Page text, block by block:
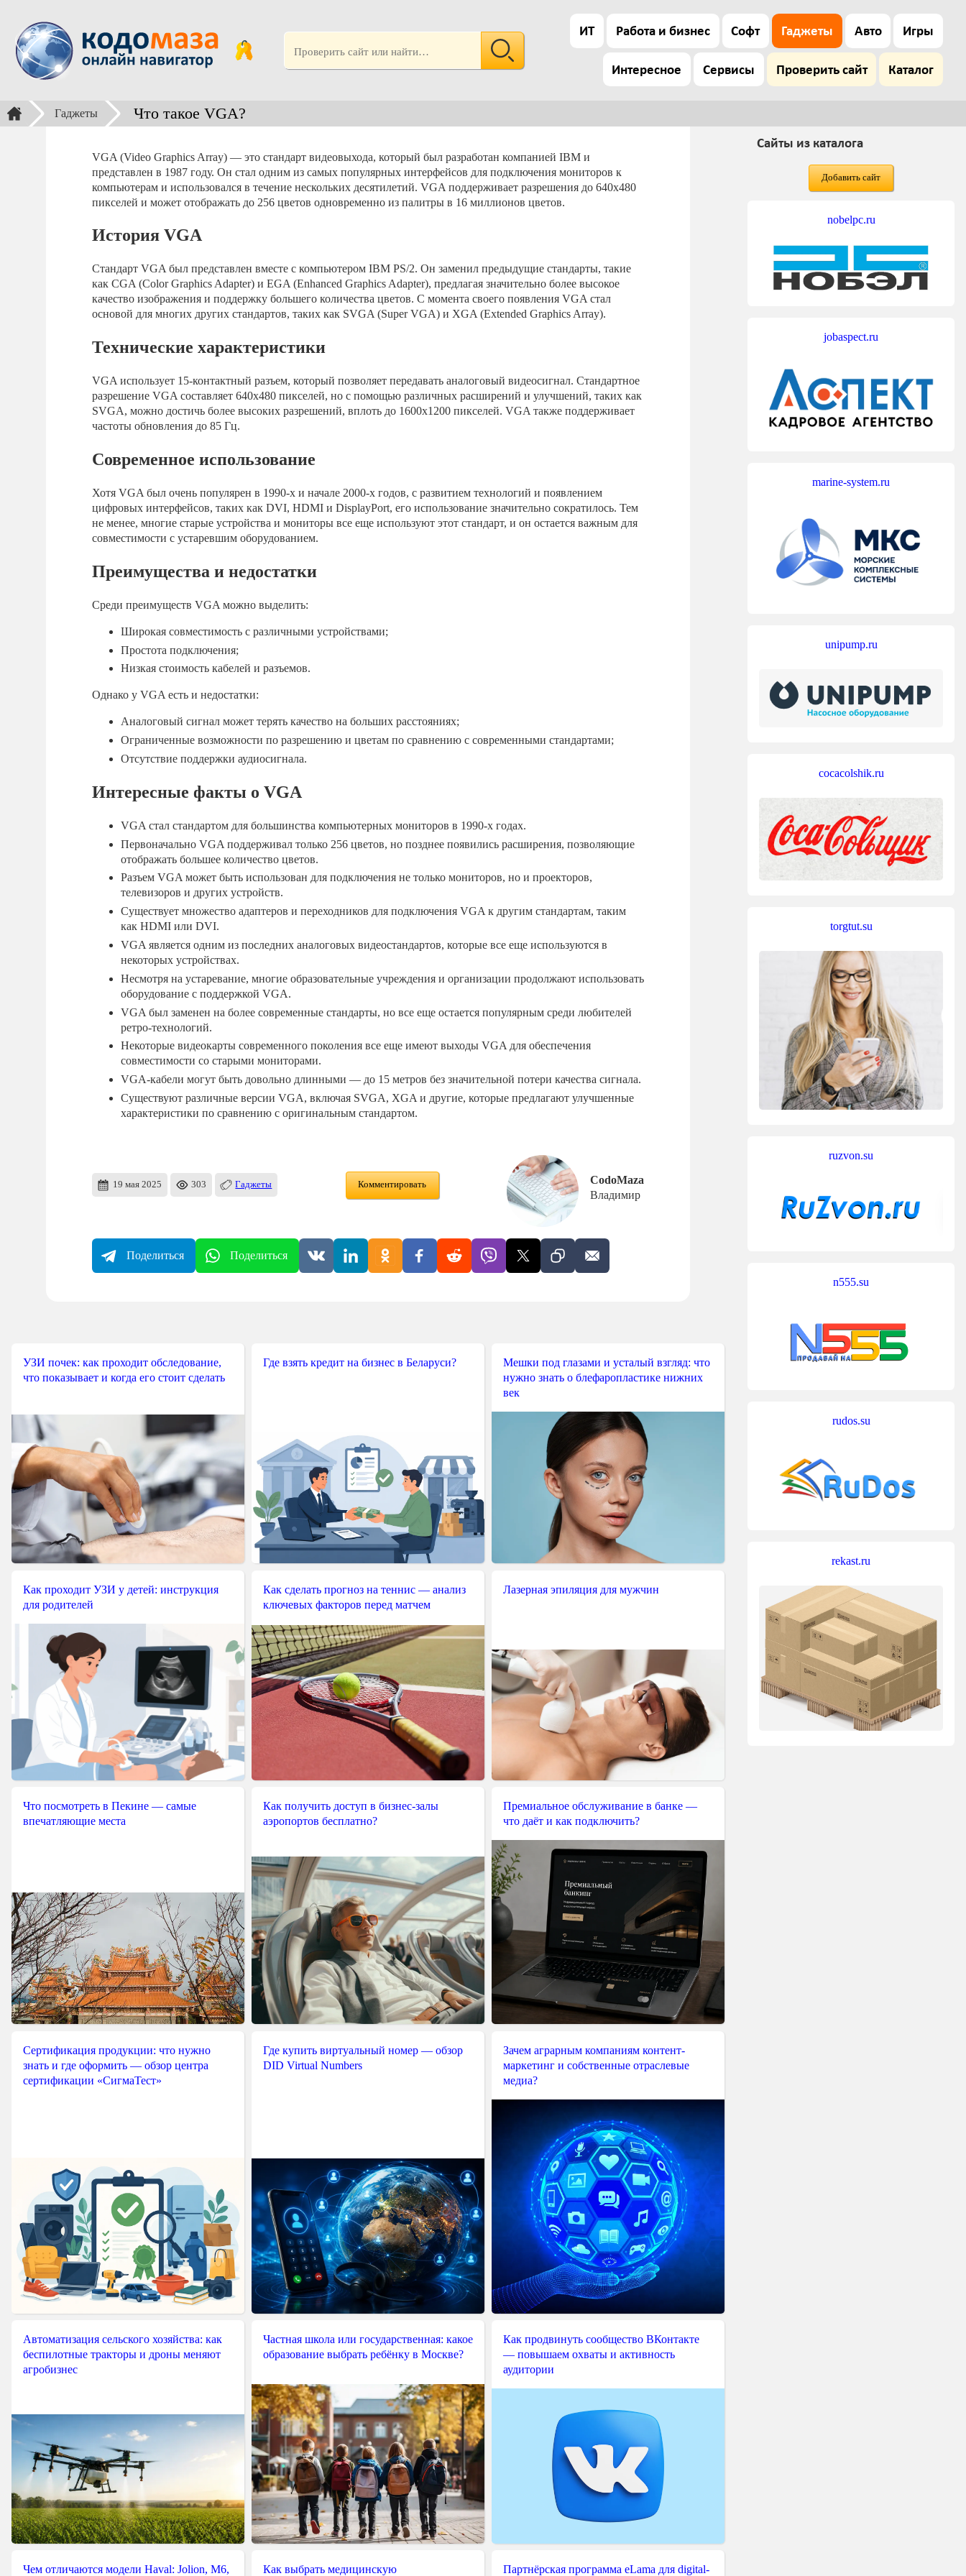
ИТ Работа и бизнес Софт Гаджеты Авто Игры
Интересное Сервисы Проверить сайт Каталог
Гаджеты Что такое VGA?
VGA (Video Graphics Array) — это стандарт видеовыхода, который был разработан компанией IBM и
представлен в 1987 году. Он стал одним из самых популярных интерфейсов для подключения мониторов к
компьютерам и использовался в течение нескольких десятилетий. VGA поддерживает разрешения до 640x480
пикселей и может отображать до 256 цветов одновременно из палитры в 16 миллионов цветов.
История VGA
Стандарт VGA был представлен вместе с компьютером IBM PS/2. Он заменил предыдущие стандарты, такие
как CGA (Color Graphics Adapter) и EGA (Enhanced Graphics Adapter), предлагая значительно более высокое
качество изображения и поддержку большего количества цветов. С момента своего появления VGA стал
основой для многих других стандартов, таких как SVGA (Super VGA) и XGA (Extended Graphics Array).
Технические характеристики
VGA использует 15-контактный разъем, который позволяет передавать аналоговый видеосигнал. Стандартное
разрешение VGA составляет 640x480 пикселей, но с помощью различных расширений и улучшений, таких как
SVGA, можно достичь более высоких разрешений, вплоть до 1600x1200 пикселей. VGA также поддерживает
частоты обновления до 85 Гц.
Современное использование
Хотя VGA был очень популярен в 1990-х и начале 2000-х годов, с развитием технологий и появлением
цифровых интерфейсов, таких как DVI, HDMI и DisplayPort, его использование значительно сократилось. Тем
не менее, многие старые устройства и мониторы все еще используют этот стандарт, и он остается важным для
совместимости с устаревшим оборудованием.
Преимущества и недостатки
Среди преимуществ VGA можно выделить:
Широкая совместимость с различными устройствами;
Простота подключения;
Низкая стоимость кабелей и разъемов.
Однако у VGA есть и недостатки:
Аналоговый сигнал может терять качество на больших расстояниях;
Ограниченные возможности по разрешению и цветам по сравнению с современными стандартами;
Отсутствие поддержки аудиосигнала.
Интересные факты о VGA
VGA стал стандартом для большинства компьютерных мониторов в 1990-х годах.
Первоначально VGA поддерживал только 256 цветов, но позднее появились расширения, позволяющие
отображать большее количество цветов.
Разъем VGA может быть использован для подключения не только мониторов, но и проекторов,
телевизоров и других устройств.
Существует множество адаптеров и переходников для подключения VGA к другим стандартам, таким
как HDMI или DVI.
VGA является одним из последних аналоговых видеостандартов, которые все еще используются в
некоторых устройствах.
Несмотря на устаревание, многие образовательные учреждения и организации продолжают использовать
оборудование с поддержкой VGA.
VGA был заменен на более современные стандарты, но все еще остается популярным среди любителей
ретро-технологий.
Некоторые видеокарты современного поколения все еще имеют выходы VGA для обеспечения
совместимости со старыми мониторами.
VGA-кабели могут быть довольно длинными — до 15 метров без значительной потери качества сигнала.
Существуют различные версии VGA, включая SVGA, XGA и другие, которые предлагают улучшенные
характеристики по сравнению с оригинальным стандартом.
19 мая 2025 303 Гаджеты Комментировать
CodoMaza
Владимир
Поделиться Поделиться
УЗИ почек: как проходит обследование,
что показывает и когда его стоит сделать
Где взять кредит на бизнес в Беларуси?
Мешки под глазами и усталый взгляд: что
нужно знать о блефаропластике нижних
век
Как проходит УЗИ у детей: инструкция
для родителей
Как сделать прогноз на теннис — анализ
ключевых факторов перед матчем
Лазерная эпиляция для мужчин
Что посмотреть в Пекине — самые
впечатляющие места
Как получить доступ в бизнес-залы
аэропортов бесплатно?
Премиальное обслуживание в банке —
что даёт и как подключить?
Сертификация продукции: что нужно
знать и где оформить — обзор центра
сертификации «СигмаТест»
Где купить виртуальный номер — обзор
DID Virtual Numbers
Зачем аграрным компаниям контент-
маркетинг и собственные отраслевые
медиа?
Автоматизация сельского хозяйства: как
беспилотные тракторы и дроны меняют
агробизнес
Частная школа или государственная: какое
образование выбрать ребёнку в Москве?
Как продвинуть сообщество ВКонтакте
— повышаем охваты и активность
аудитории
Чем отличаются модели Haval: Jolion, M6, Как выбрать медицинскую Партнёрская программа eLama для digital-
Сайты из каталога
Добавить сайт
nobelpc.ru
jobaspect.ru
marine-system.ru
unipump.ru
cocacolshik.ru
torgtut.su
ruzvon.su
n555.su
rudos.su
rekast.ru